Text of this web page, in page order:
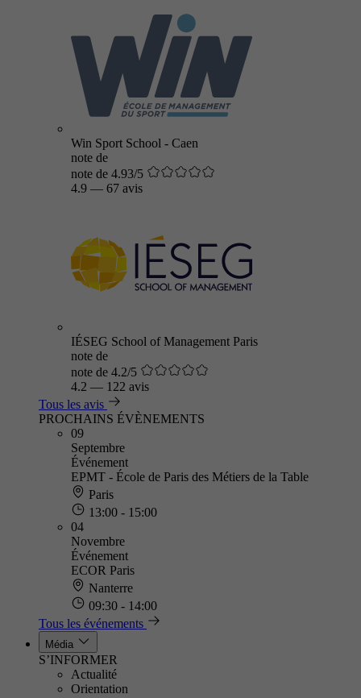
Win Sport School - Caen
note de
note de 4.93/5
4.9 — 67 avis
IÉSEG School of Management Paris
note de
note de 4.2/5
4.2 — 122 avis
Tous les avis
PROCHAINS ÉVÈNEMENTS
09
Septembre
Événement
EPMT - École de Paris des Métiers de la Table
Paris
13:00 - 15:00
04
Novembre
Événement
ECOR Paris
Nanterre
09:30 - 14:00
Tous les événements
Média
S’INFORMER
Actualité
Orientation